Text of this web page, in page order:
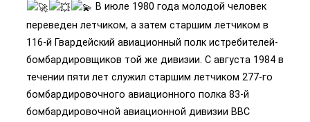
В июле 1980 года молодой человек
переведен летчиком, а затем старшим летчиком в
116­-й Гвардейский авиационный полк истребителей­
бомбардировщиков той же дивизии. С августа 1984 в
течении пяти лет служил старшим летчиком 277­-го
бомбардировочного авиационного полка 83-­й
бомбардировочной авиационной дивизии ВВС